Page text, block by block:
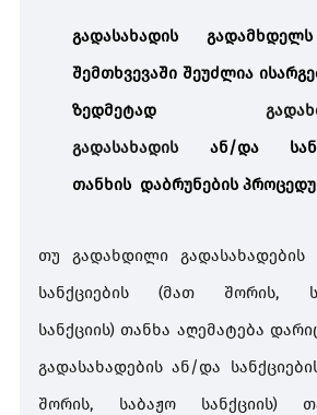
საგადასახადო დავა
საგადასახადო
გადასახადის
შემთხვევაში შეუძლია
ზედმეტად
გადასახადის ან/და
თანხის დაბრუნების
თუ გადახდილი გადასახადების
სანქციების (მათ შორის,
სანქციის) თანხა აღემატება
გადასახადების ან/და
შორის, საბაჟო სანქციის)